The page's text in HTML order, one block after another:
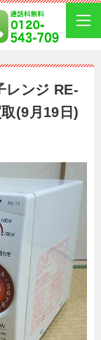
レンジ RE-
(9月19日)